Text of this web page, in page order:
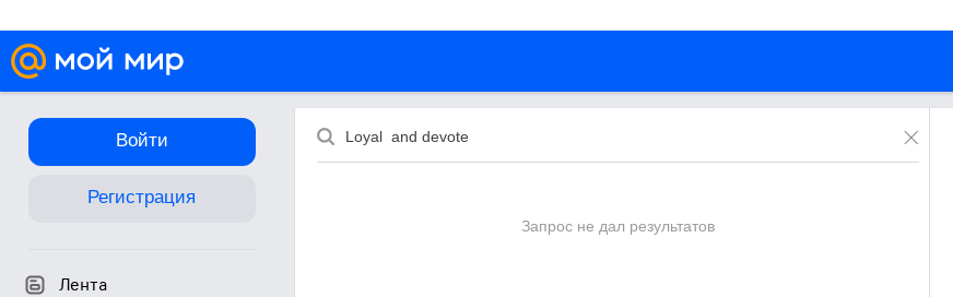
Войти
Регистрация
Лента
Запрос не дал результатов